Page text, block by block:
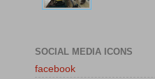
SOCIAL MEDIA ICONS
facebook